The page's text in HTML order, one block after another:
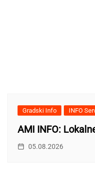
Gradski Info INFO
AMI INFO:
05.08.2026